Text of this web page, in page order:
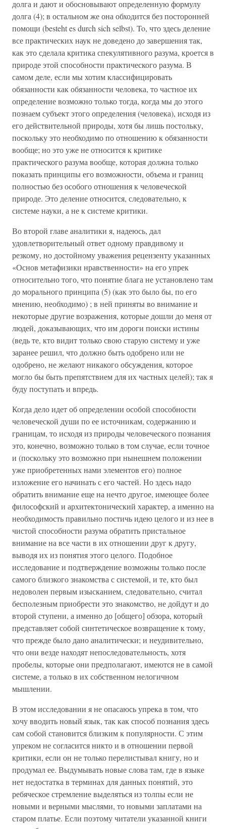
долга и дают и обосновывают определенную формулу
долга (4); в остальном же она обходится без посторонней
помощи (besteht es durch sich selbst). To, что здесь деление
все практических наук не доведено до завершения так,
как это сделала критика спекулятивного разума, кроется в
природе этой способности практического разума. В
самом деле, если мы хотим классифицировать
обязанности как обязанности человека, то частное их
определение возможно только тогда, когда мы до этого
познаем субъект этого определения (человека), исходя из
его действительной природы, хотя бы лишь постольку,
поскольку это необходимо по отношению к обязанности
вообще; но это уже не относится к критике
практического разума вообще, которая должна только
показать принципы его возможности, объема и границ
полностью без особого отношения к человеческой
природе. Это деление относится, следовательно, к
системе науки, а не к системе критики.
Во второй главе аналитики я, надеюсь, дал
удовлетворительный ответ одному правдивому и
резкому, но достойному уважения рецензенту указанных
«Основ метафизики нравственности» на его упрек
относительно того, что понятие блага не установлено там
до морального принципа (5) (как это было бы, по его
мнению, необходимо) ; в ней приняты во внимание и
некоторые другие возражения, которые дошли до меня от
людей, доказывающих, что им дороги поиски истины
(ведь те, кто видит только свою старую систему и уже
заранее решил, что должно быть одобрено или не
одобрено, не желают никакого обсуждения, которое
могло бы быть препятствием для их частных целей); так я
буду поступать и впредь.
Когда дело идет об определении особой способности
человеческой души по ее источникам, содержанию и
границам, то исходя из природы человеческого познания
это, конечно, возможно только в том случае, если точное
и (поскольку это возможно при нынешнем положении
уже приобретенных нами элементов его) полное
изложение его начинать с его частей. Но здесь надо
обратить внимание еще на нечто другое, имеющее более
философский и архитектонический характер, а именно на
необходимость правильно постичь идею целого и из нее в
чистой способности разума обратить пристальное
внимание на все части в их отношении друг к другу,
выводя их из понятия этого целого. Подобное
исследование и подтверждение возможны только после
самого близкого знакомства с системой, и те, кто был
недоволен первым изысканием, следовательно, считал
бесполезным приобрести это знакомство, не дойдут и до
второй ступени, а именно до [общего] обзора, который
представляет собой синтетическое возвращение к тому,
что прежде было дано аналитически; и неудивительно,
что они везде находят непоследовательность, хотя
пробелы, которые они предполагают, имеются не в самой
системе, а только в их собственном нелогичном
мышлении.
В этом исследовании я не опасаюсь упрека в том, что
хочу вводить новый язык, так как способ познания здесь
сам собой становится близким к популярности. С этим
упреком не согласится никто и в отношении первой
критики, если он не только перелистывал книгу, но и
продумал ее. Выдумывать новые слова там, где в языке
нет недостатка в терминах для данных понятий, это
ребяческое стремление выделяться из толпы если не
новыми и верными мыслями, то новыми заплатами на
старом платье. Если поэтому читатели указанной книги